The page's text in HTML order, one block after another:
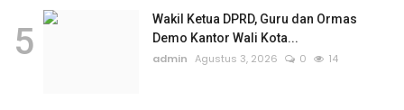
5
Wakil Ketua DPRD, Guru dan Ormas
Demo Kantor Wali Kota...
admin Agustus 3, 2026 0 14